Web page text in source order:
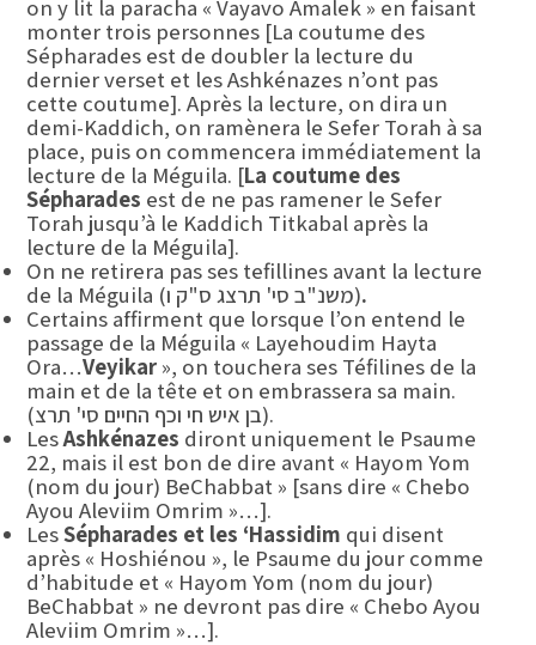
on y lit la paracha « Vayavo Amalek » en faisant
monter trois personnes [La coutume des
Sépharades est de doubler la lecture du
dernier verset et les Ashkénazes n’ont pas
cette coutume]. Après la lecture, on dira un
demi-Kaddich, on ramènera le Sefer Torah à sa
place, puis on commencera immédiatement la
lecture de la Méguila. [La coutume des
Sépharades est de ne pas ramener le Sefer
Torah jusqu’à le Kaddich Titkabal après la
lecture de la Méguila].
On ne retirera pas ses tefillines avant la lecture
de la Méguila (משנ"ב סי' תרצג ס"ק ו).
Certains affirment que lorsque l’on entend le
passage de la Méguila « Layehoudim Hayta
Ora…Veyikar », on touchera ses Téfilines de la
main et de la tête et on embrassera sa main.
(בן איש חי וכף החיים סי' תרצ).
LesAshkénazes diront uniquement le Psaume
22, mais il est bon de dire avant « Hayom Yom
(nom du jour) BeChabbat » [sans dire « Chebo
Ayou Aleviim Omrim »…].
LesSépharades et les ‘Hassidim qui disent
après « Hoshiénou », le Psaume du jour comme
d’habitude et « Hayom Yom (nom du jour)
BeChabbat » ne devront pas dire « Chebo Ayou
Aleviim Omrim »…].